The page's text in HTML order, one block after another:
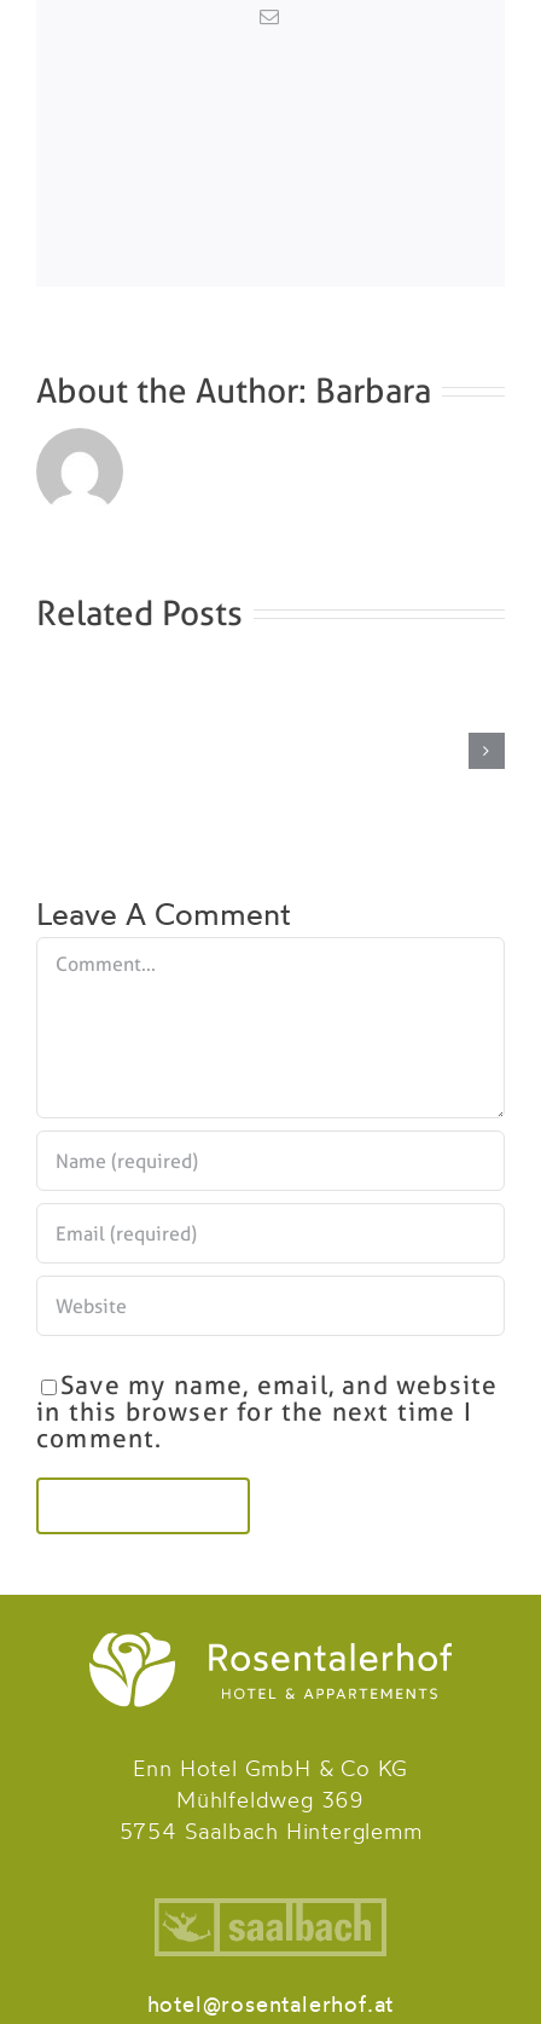
About the Author: Barbara
Related Posts
Leave A Comment
Comment
Save my name, email, and website
in this browser for the next time I
comment.
Enn Hotel GmbH & Co KG
Mühlfeldweg 369
5754 Saalbach Hinterglemm
hotel@rosentalerhof.at